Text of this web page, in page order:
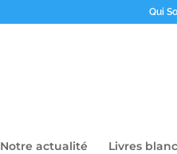
Qui
Notre actualité Livres